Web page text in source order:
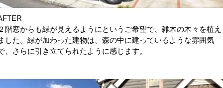
階窓からも緑が見えるようにというご希望で、雑木の木々を植え
した。緑が加わった建物は、森の中に建っているような雰囲気
、さらに引き立てられたように感じます。